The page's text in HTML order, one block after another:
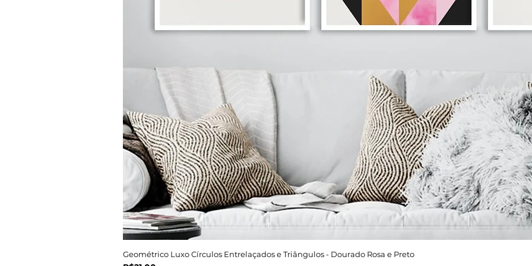
Geométrico Luxo Círculos Entrelaçados e Triângulos - Dourado Rosa e Preto